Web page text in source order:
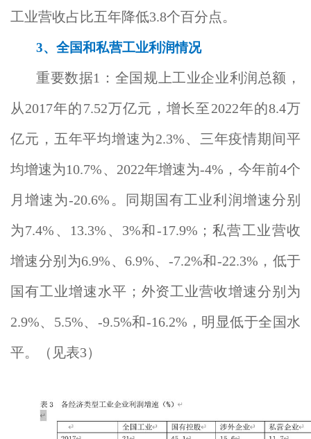
工业营收占比五年降低3.8个百分点。
3、全国和私营工业利润情况
重要数据1：全国规上工业企业利润总额，
从2017年的7.52万亿元，增长至2022年的8.4万
亿元，五年平均增速为2.3%、三年疫情期间平
均增速为10.7%、2022年增速为-4%，今年前4个
月增速为-20.6%。同期国有工业利润增速分别
为7.4%、13.3%、3%和-17.9%；私营工业营收
增速分别为6.9%、6.9%、-7.2%和-22.3%，低于
国有工业增速水平；外资工业营收增速分别为
2.9%、5.5%、-9.5%和-16.2%，明显低于全国水
平。（见表3）